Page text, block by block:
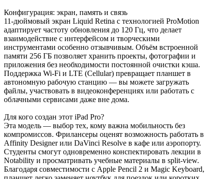
Конфигурация: экран, память и связь
11-дюймовый экран Liquid Retina с технологией ProMotion
адаптирует частоту обновления до 120 Гц, что делает
взаимодействие с интерфейсом и творческими
инструментами особенно отзывчивым. Объём встроенной
памяти 256 ГБ позволяет хранить проекты, фотографии и
приложения без необходимости постоянной очистки кэша.
Поддержка Wi-Fi и LTE (Cellular) превращает планшет в
автономную рабочую станцию — вы можете загружать
файлы, участвовать в видеоконференциях или работать с
облачными сервисами даже вне дома.
Для кого создан этот iPad Pro?
Эта модель — выбор тех, кому важна мобильность без
компромиссов. Фрилансеры оценят возможность работать в
Affinity Designer или DaVinci Resolve в кафе или аэропорту.
Студенты смогут одновременно конспектировать лекции в
Notability и просматривать учебные материалы в split-view.
Благодаря совместимости с Apple Pencil 2 и Magic Keyboard,